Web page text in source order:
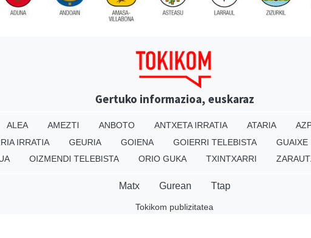
Gertuko informazioa, euskaraz
ALEA AMEZTI ANBOTO ANTXETA IRRATIA ATARIA
IRRATIA GEURIA GOIENA GOIERRI TELEBISTA GUAIXE
OIZMENDI TELEBISTA ORIO GUKA TXINTXARRI
Matx Gurean Ttap
Tokikom publizitatea